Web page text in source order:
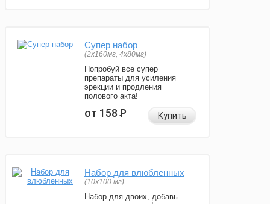
Супер набор
(2х160мг, 4х80мг)
Попробуй все супер
препараты для усиления
эрекции и продления
полового акта!
от 158Р Купить
Набор для влюбленных
(10х100 мг)
Набор для двоих, добавь